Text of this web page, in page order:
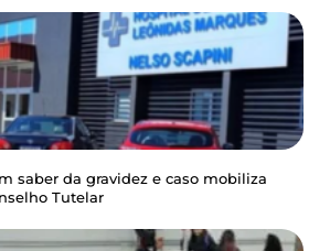
saber da gravidez e caso mobiliza
Tutelar